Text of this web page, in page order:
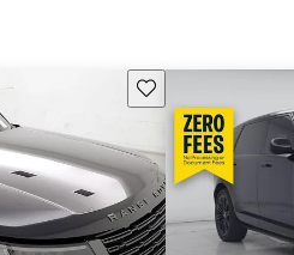
Guarda este Aviso